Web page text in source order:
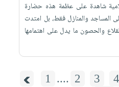
شاهدة على عظمة هذه حضارة
المساجد والمنازل فقط، بل امتدت
والحصون ما يدل على اهتمامها
1 .... 2 3 4